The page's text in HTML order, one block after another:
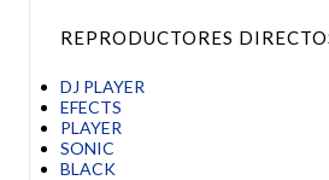
REPRODUCTORES
DJ PLAYER
EFECTS
PLAYER
SONIC
BLACK